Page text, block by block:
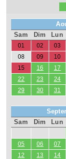
Sam
Dim Lun
01 02 03
08
09 10
15
16 17
22
23 24
29
30 31
Sam
Dim Lun
05
06 07
12
13 14